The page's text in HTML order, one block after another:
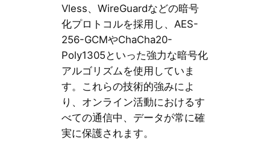
Vless、WireGuardなどの暗号
化プロトコルを採用し、AES-
256-GCMやChaCha20-
Poly1305といった強力な暗号化
アルゴリズムを使用していま
す。これらの技術的強みによ
り、オンライン活動におけるす
べての通信中、データが常に確
実に保護されます。